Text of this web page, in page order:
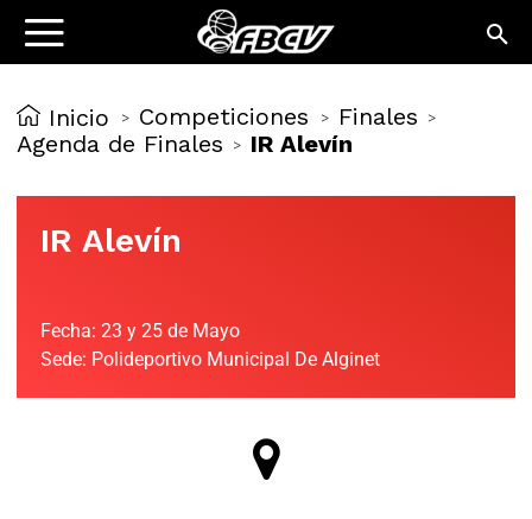
Inicio > Competiciones > Finales >
Agenda de Finales > IR Alevín
IR Alevín
Fecha: 23 y 25 de Mayo
Sede: Polideportivo Municipal De Alginet